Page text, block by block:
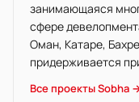
занимающаяся
сфере
Оман, Катаре,
придерживается
Все проекты Sobha